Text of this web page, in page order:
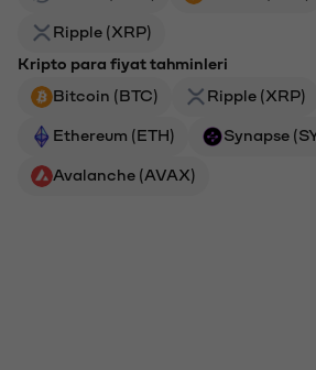
Ripple (XRP)
Kripto para fiyat tahminleri
Bitcoin (BTC)
Ripple (XRP)
Ethereum (ETH) Synapse
Avalanche (AVAX)